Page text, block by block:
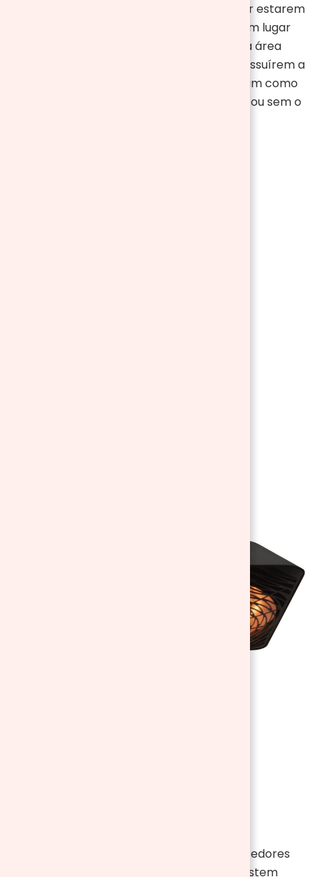
são menos versáteis. Por estarem
suspensos no teto não podem mover de um lugar
para outro, são menores e ideais para uma área
mais pequena. Alguns modelos além de possuírem a
função de aquecimento, também funcionam como
candeeiros, podendo utilizar a luz LED com ou sem o
Conforme explicamos as opções de aquecedores
são diversas assim como os acessórios. Existem